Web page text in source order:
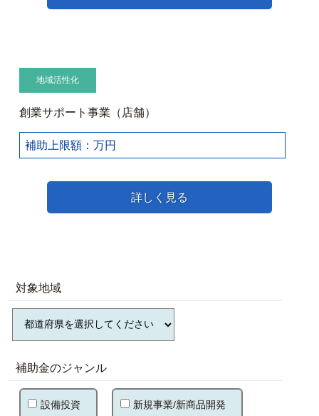
地域活性化
創業サポート事業（店舗）
補助上限額：万円
詳しく見る
対象地域
補助金のジャンル
設備投資 新規事業/新商品開発